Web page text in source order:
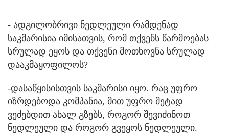
- ადგილობრივი ნედლეული რამდენად
საკმარისია იმისათვის, რომ თქვენს წარმოებას
სრულად ეყოს და თქვენი მოთხოვნა სრულად
დააკმაყოფილოს?
-დასაწყისისთვის საკმარისი იყო. რაც უფრო
იზრდებოდა კომპანია, მით უფრო მეტად
ვეძებდით ახალ გზებს, როგორ შევიძინოთ
ნედლეული და როგორ გვეყოს ნედლეული.